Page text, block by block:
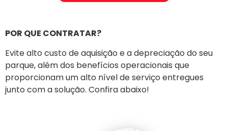
POR QUE CONTRATAR?
Evite alto custo de aquisição e a depreciação do seu
parque, além dos benefícios operacionais que
proporcionam um alto nível de serviço entregues
junto com a solução. Confira abaixo!